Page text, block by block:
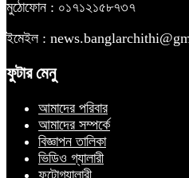
মুঠোফোন : ০১৭১২১৫৮৭৩৭
ইমেইল :
ফুটার মেনু
আমাদের পরিবার
আমাদের সম্পর্কে
বিজ্ঞাপন তালিকা
ভিডিও গ্যালারী